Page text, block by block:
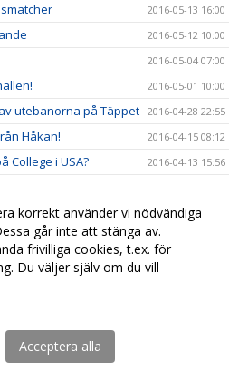
2016-05-13 16:00
2016-05-12 10:00
2016-05-04 07:00
2016-05-01 10:00
utebanorna på Täppet 2016-04-28 22:55
Håkan! 2016-04-15 08:12
College i USA? 2016-04-13 15:56
2016-04-10 09:00
Tennisklubb 2016-04-07 18:11
2016-04-04 23:05
för klubben
13:e mars kl 16.00
korrekt använder vi nödvändiga
går inte att stänga av.
frivilliga cookies, t.ex. för
Du väljer själv om du vill
Acceptera alla